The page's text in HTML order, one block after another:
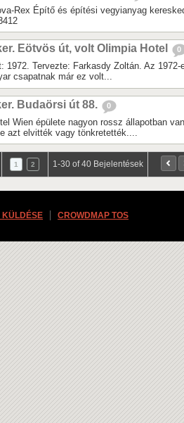
Rex Építő és építési vegyianyag
Eötvös út, volt Olimpia Hotel 0
1972. Tervezte: Farkasdy Zoltán. Az
csapatnak már ez volt...
Budaörsi út 88. 0
Wien épülete nagyon rossz állapotban
azt elvitték vagy tönkretették....
1 2 1-30 of 40 Bejelentések
KÜLDÉSE CROWDMAP TOS